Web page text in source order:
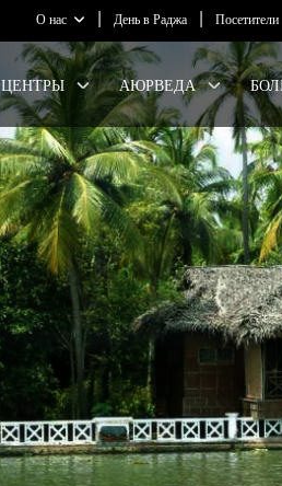
О нас | День в Раджа | Посетители
ЦЕНТРЫ АЮРВЕДА